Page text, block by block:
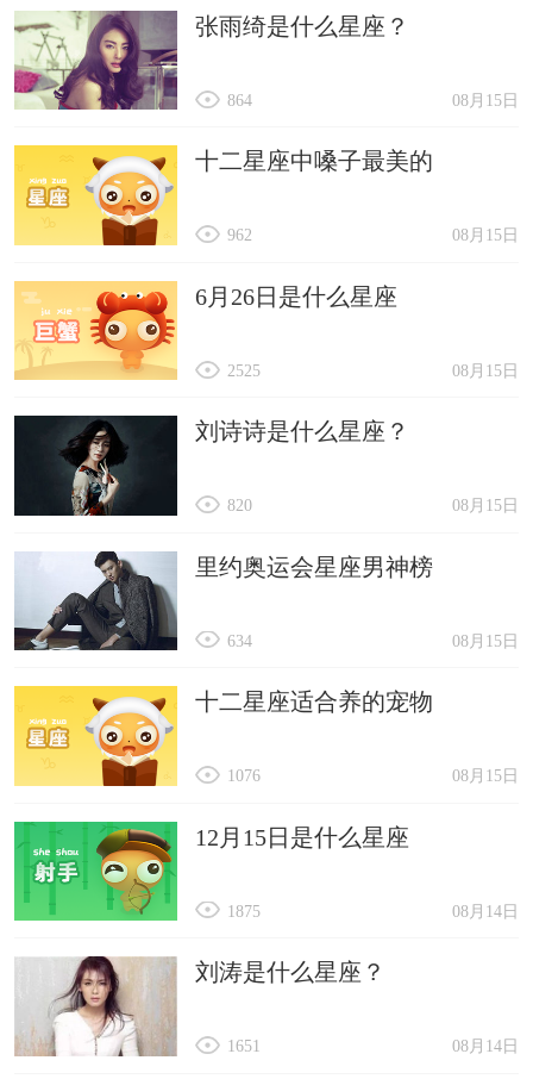
张雨绮是什么星座？
08月15日
864
十二星座中嗓子最美的
08月15日
962
6月26日是什么星座
08月15日
2525
刘诗诗是什么星座？
08月15日
820
里约奥运会星座男神榜
08月15日
634
十二星座适合养的宠物
08月15日
1076
12月15日是什么星座
08月14日
1875
刘涛是什么星座？
08月14日
1651